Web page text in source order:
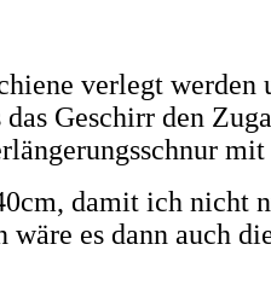
verlegt
Geschirr den
damit ich nicht
es dann auch